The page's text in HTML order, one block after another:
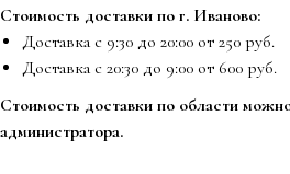
Стоимость доставки по г. Иваново:
Доставка с 9:30 до 20:00 от 250 руб.
Доставка с 20:30 до 9:00 от 600 руб.
Стоимость доставки по области
администратора.